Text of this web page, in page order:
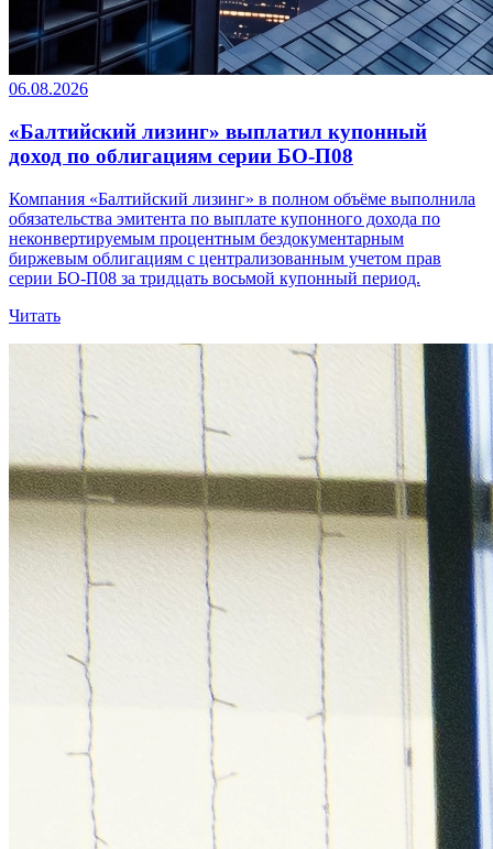
06.08.2026
«Балтийский лизинг» выплатил купонный
доход по облигациям серии БО-П08
Компания «Балтийский лизинг» в полном объёме выполнила
обязательства эмитента по выплате купонного дохода по
неконвертируемым процентным бездокументарным
биржевым облигациям с централизованным учетом прав
серии БО-П08 за тридцать восьмой купонный период.
Читать